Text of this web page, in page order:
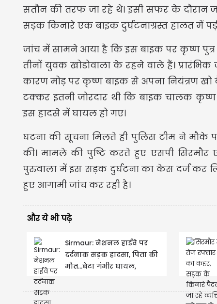
सतौन की तरफ जा रहे थे। इसी सफर के
सड़क किनारे एक बाइक दुर्घटनाग्रस्त हालत में
जांच में सामने आया है कि इस बाइक पर कृष्ण पुत्र
तीनों युवक खोडोवाला के रहने वाले हैं।
कारण मोड़ पर कृष्ण बाइक से अपना नियंत्रण खो
टक्कर इतनी जोरदार थी कि बाइक चालक
इस हादसे में घायल हो गए।
घटना की सूचना मिलते ही पुलिस टीम ने मौके
की। मामले की पुष्टि करते हुए एसपी
पुरुवाला में इस सड़क दुर्घटना का केस दर्ज कर
हुए आगामी जांच कर रही है।
और ये भी पढ़े
Sirmaur: नेशनल हाईवे पर
दर्दनाक सड़क हादसा, पिता की
मौत...बेटा गंभीर घायल,